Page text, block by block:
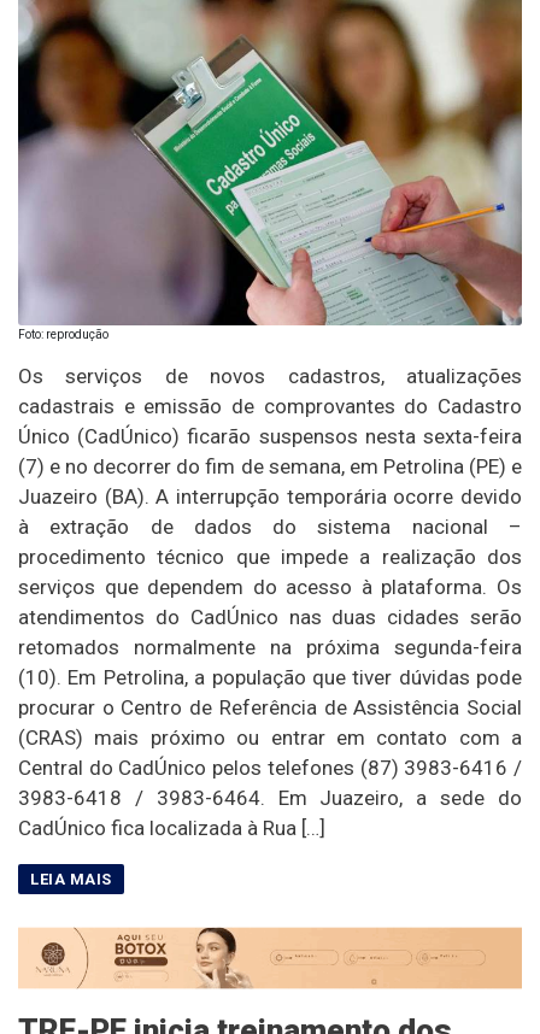
Foto: reprodução
Os serviços de novos cadastros, atualizações
cadastrais e emissão de comprovantes do Cadastro
Único (CadÚnico) ficarão suspensos nesta sexta-feira
(7) e no decorrer do fim de semana, em Petrolina (PE) e
Juazeiro (BA). A interrupção temporária ocorre devido
à extração de dados do sistema nacional –
procedimento técnico que impede a realização dos
serviços que dependem do acesso à plataforma. Os
atendimentos do CadÚnico nas duas cidades serão
retomados normalmente na próxima segunda-feira
(10). Em Petrolina, a população que tiver dúvidas pode
procurar o Centro de Referência de Assistência Social
(CRAS) mais próximo ou entrar em contato com a
Central do CadÚnico pelos telefones (87) 3983-6416 /
3983-6418 / 3983-6464. Em Juazeiro, a sede do
CadÚnico fica localizada à Rua […]